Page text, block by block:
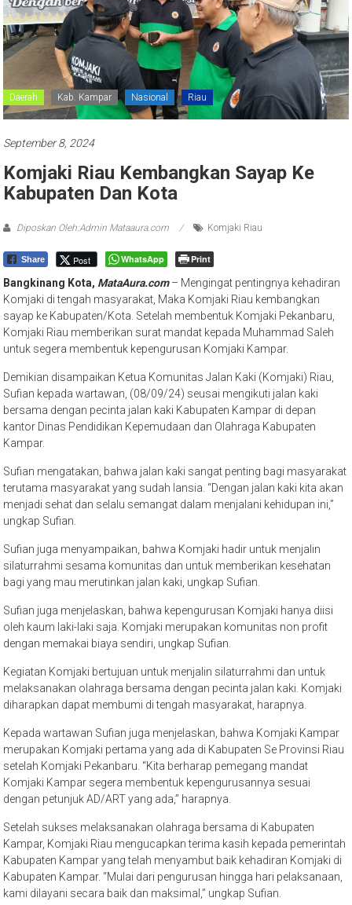
Daerah Kab. Kampar Nasional Riau
September 8, 2024
Komjaki Riau Kembangkan Sayap Ke
Kabupaten Dan Kota
Diposkan Oleh:Admin Mataaura.com Komjaki Riau
Share Post WhatsApp Print
Bangkinang Kota, MataAura.com– Mengingat pentingnya kehadiran
Komjaki di tengah masyarakat, Maka Komjaki Riau kembangkan
sayap ke Kabupaten/Kota. Setelah membentuk Komjaki Pekanbaru,
Komjaki Riau memberikan surat mandat kepada Muhammad Saleh
untuk segera membentuk kepengurusan Komjaki Kampar.
Demikian disampaikan Ketua Komunitas Jalan Kaki (Komjaki) Riau,
Sufian kepada wartawan, (08/09/24) seusai mengikuti jalan kaki
bersama dengan pecinta jalan kaki Kabupaten Kampar di depan
kantor Dinas Pendidikan Kepemudaan dan Olahraga Kabupaten
Kampar.
Sufian mengatakan, bahwa jalan kaki sangat penting bagi masyarakat
terutama masyarakat yang sudah lansia. “Dengan jalan kaki kita akan
menjadi sehat dan selalu semangat dalam menjalani kehidupan ini,”
ungkap Sufian.
Sufian juga menyampaikan, bahwa Komjaki hadir untuk menjalin
silaturrahmi sesama komunitas dan untuk memberikan kesehatan
bagi yang mau merutinkan jalan kaki, ungkap Sufian.
Sufian juga menjelaskan, bahwa kepengurusan Komjaki hanya diisi
oleh kaum laki-laki saja. Komjaki merupakan komunitas non profit
dengan memakai biaya sendiri, ungkap Sufian.
Kegiatan Komjaki bertujuan untuk menjalin silaturrahmi dan untuk
melaksanakan olahraga bersama dengan pecinta jalan kaki. Komjaki
diharapkan dapat membumi di tengah masyarakat, harapnya.
Kepada wartawan Sufian juga menjelaskan, bahwa Komjaki Kampar
merupakan Komjaki pertama yang ada di Kabupaten Se Provinsi Riau
setelah Komjaki Pekanbaru. “Kita berharap pemegang mandat
Komjaki Kampar segera membentuk kepengurusannya sesuai
dengan petunjuk AD/ART yang ada,” harapnya.
Setelah sukses melaksanakan olahraga bersama di Kabupaten
Kampar, Komjaki Riau mengucapkan terima kasih kepada pemerintah
Kabupaten Kampar yang telah menyambut baik kehadiran Komjaki di
Kabupaten Kampar. “Mulai dari pengurusan hingga hari pelaksanaan,
kami dilayani secara baik dan maksimal,” ungkap Sufian.